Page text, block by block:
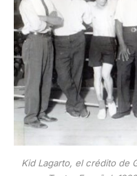
Kid Lagarto, el crédito de